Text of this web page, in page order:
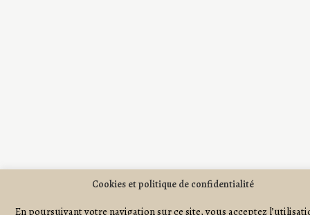
Cookies et politique de confidentialité
En poursuivant votre navigation sur ce site, vous acceptez